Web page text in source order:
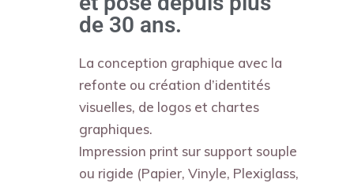
de 30 ans.
La conception graphique avec la
refonte ou création d’identités
visuelles, de logos et chartes
graphiques.
Impression print sur support souple
ou rigide (Papier, Vinyle, Plexiglass,